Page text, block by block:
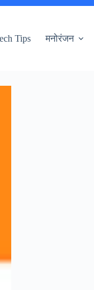
Tips मनोरंजन